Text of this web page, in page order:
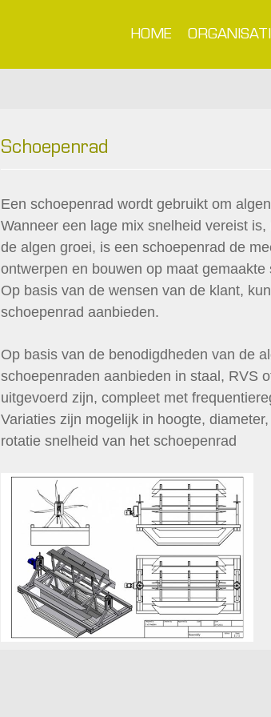
HOME
Schoepenrad
Een schoepenrad wordt gebruikt om
Wanneer een lage mix snelheid vereist
de algen groei, is een schoepenrad de
ontwerpen en bouwen op maat
Op basis van de wensen van de klant,
schoepenrad aanbieden.
Op basis van de benodigdheden van de
schoepenraden aanbieden in staal, RVS
uitgevoerd zijn, compleet met
Variaties zijn mogelijk in hoogte,
rotatie snelheid van het schoepenrad
Maris-
Projects-
peddle_wheel